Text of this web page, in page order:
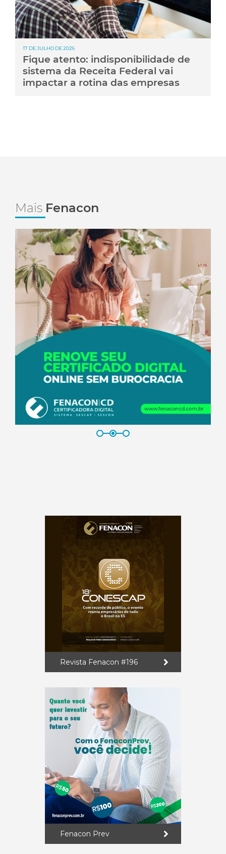
17 DE JULHO DE 2026
Fique atento: indisponibilidade de
sistema da Receita Federal vai
impactar a rotina das empresas
Mais Fenacon
Revista Fenacon #196
Fenacon Prev